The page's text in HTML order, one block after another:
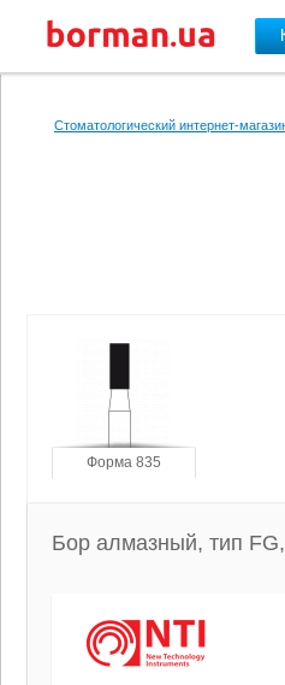
Стоматологический интернет-
Форма 835
Бор алмазный, тип